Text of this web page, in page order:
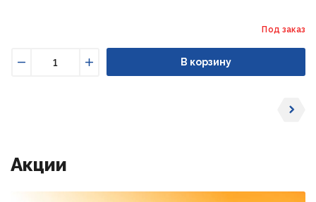
Под заказ
Увеличить
В корзину
Акции